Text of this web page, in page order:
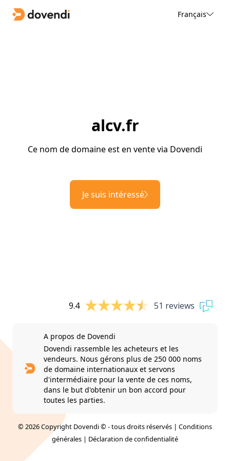
Français
alcv.fr
Ce nom de domaine est en vente via Dovendi
Je suis intéressé
9.4 51 reviews
A propos de Dovendi
Dovendi rassemble les acheteurs et les
vendeurs. Nous gérons plus de 250 000 noms
de domaine internationaux et servons
d'intermédiaire pour la vente de ces noms,
dans le but d'obtenir un bon accord pour
toutes les parties.
© 2026 Copyright Dovendi © - tous droits réservés | Conditions
générales | Déclaration de confidentialité